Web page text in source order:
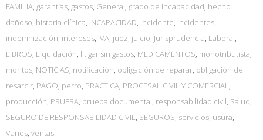
FAMILIA, garantías, gastos, General, grado de incapacidad, hecho
dañoso, historia clínica, INCAPACIDAD, Incidente, incidentes,
indemnización, intereses, IVA, juez, juicio, Jurisprudencia, Laboral,
LIBROS, Liquidación, litigar sin gastos, MEDICAMENTOS, monotributista,
montos, NOTICIAS, notificación, obligación de reparar, obligación de
resarcir, PAGO, perro, PRACTICA, PROCESAL CIVIL Y COMERCIAL,
producción, PRUEBA, prueba documental, responsabilidad civil, Salud,
SEGURO DE RESPONSABILIDAD CIVIL, SEGUROS, servicios, usura,
Varios, ventas